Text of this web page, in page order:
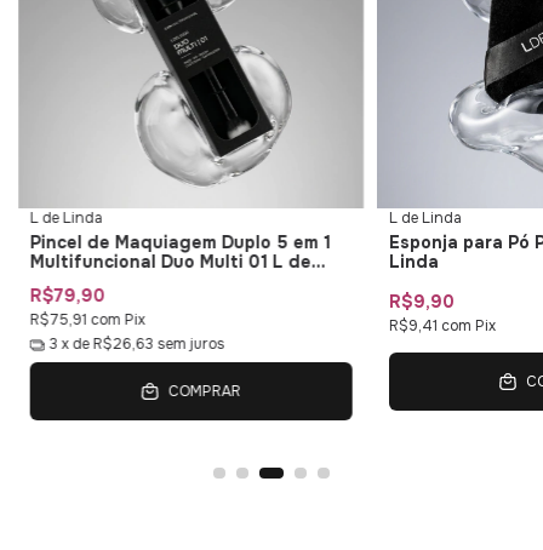
L de Linda
Pincel de Maquiagem Duplo 5 em 1
Multifuncional Duo Multi 01 L de
Linda
R$79,90
R$75,91 com Pix
3 x deR$26,63 sem juros
COMPRAR
L de Linda
Esponja para Pó
Linda
R$9,90
R$9,41 com Pix